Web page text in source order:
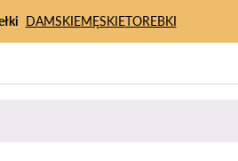
DAMSKIEMĘSKIETOREBKI